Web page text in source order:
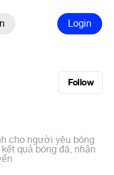
Login
Follow
cho người yêu bóng
quả bóng đá, nhận